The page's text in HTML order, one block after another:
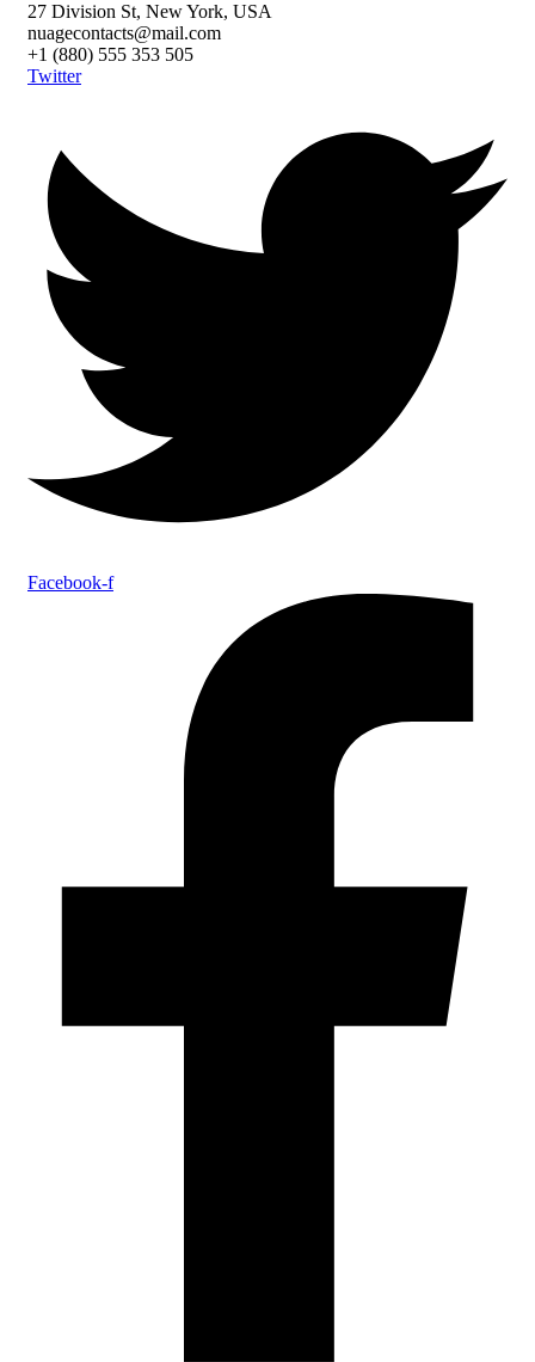
27 Division St, New York, USA
nuagecontacts@mail.com
+1 (880) 555 353 505
Twitter
Facebook-f